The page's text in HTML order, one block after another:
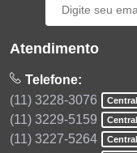
Atendimento
Telefone:
(11) 3228-3076
(11) 3229-5159
(11) 3227-5264